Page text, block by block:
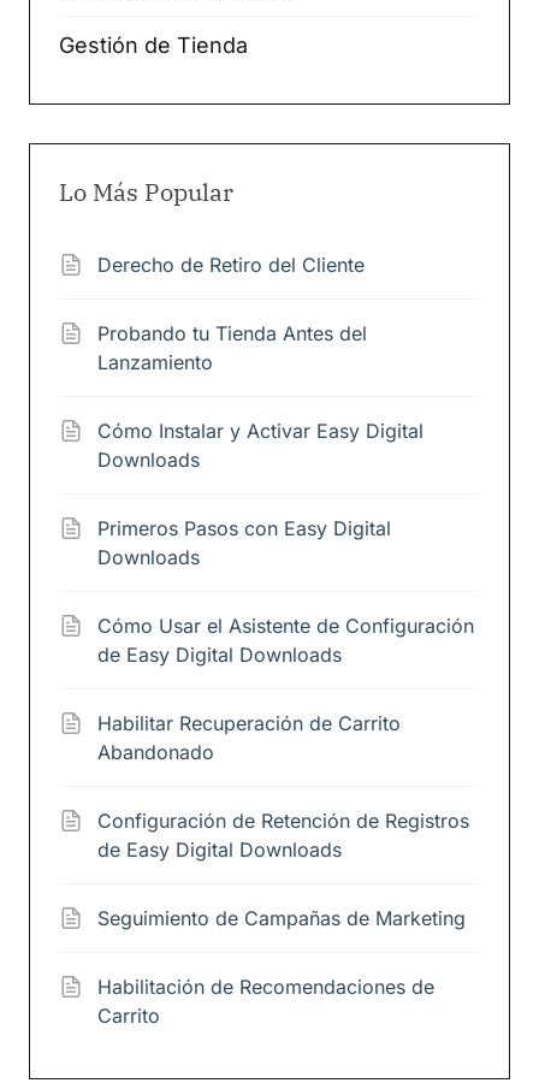
Gestión de Tienda
Lo Más Popular
Derecho de Retiro del Cliente
Probando tu Tienda Antes del
Lanzamiento
Cómo Instalar y Activar Easy Digital
Downloads
Primeros Pasos con Easy Digital
Downloads
Cómo Usar el Asistente de Configuración
de Easy Digital Downloads
Habilitar Recuperación de Carrito
Abandonado
Configuración de Retención de Registros
de Easy Digital Downloads
Seguimiento de Campañas de Marketing
Habilitación de Recomendaciones de
Carrito